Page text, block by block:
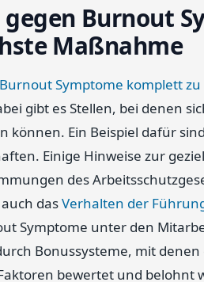
Burnout
Maßnahme
Burnout Symptome komplett
gibt es Stellen, bei denen
können. Ein Beispiel dafür
Einige Hinweise zur
des
dasVerhalten der
Symptome unter den
Bonussysteme, mit
bewertet und belohnt